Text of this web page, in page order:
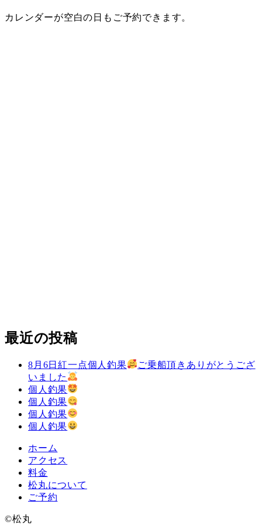
カレンダーが空白の日もご予約できます。
最近の投稿
8月6日紅一点個人釣果
ご乗船頂きありがとうござ
いました
個人釣果
個人釣果
個人釣果
個人釣果
ホーム
アクセス
料金
松丸について
ご予約
©️松丸